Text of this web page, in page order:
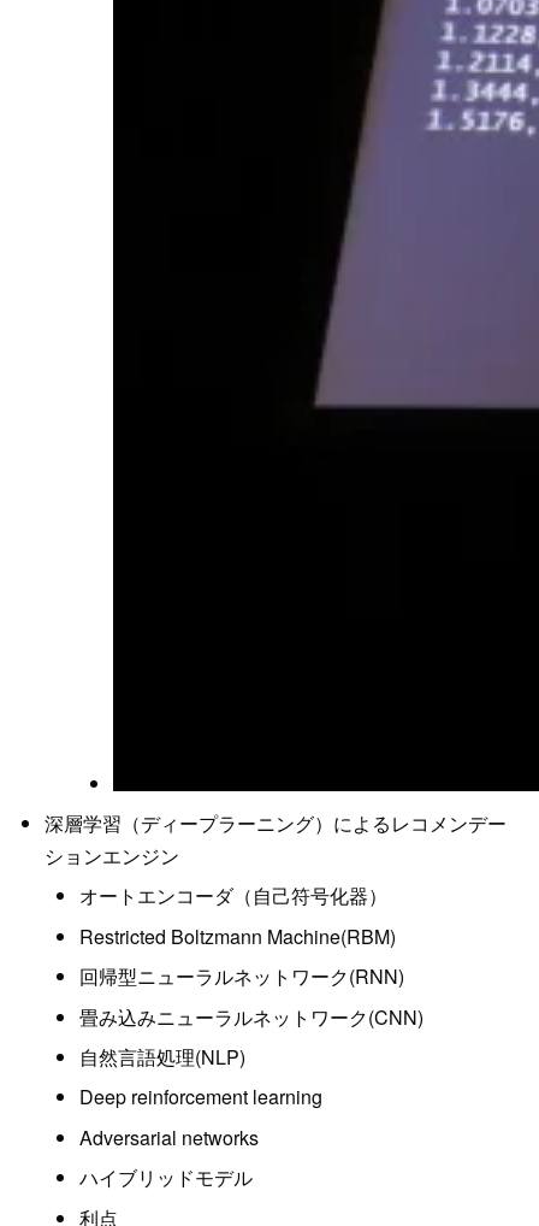
深層学習（ディープラーニング）によるレコメンデー
ションエンジン
オートエンコーダ（自己符号化器）
Restricted Boltzmann Machine(RBM)
回帰型ニューラルネットワーク(RNN)
畳み込みニューラルネットワーク(CNN)
自然言語処理(NLP)
Deep reinforcement learning
Adversarial networks
ハイブリッドモデル
利点